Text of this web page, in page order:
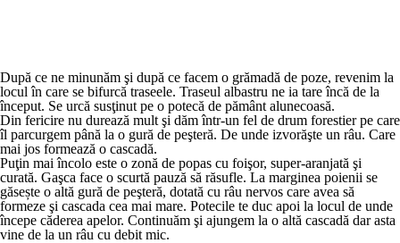
După ce ne minunăm şi după ce facem o grămadă de poze, revenim la
locul în care se bifurcă traseele. Traseul albastru ne ia tare încă de la
început. Se urcă susţinut pe o potecă de pământ alunecoasă.
Din fericire nu durează mult şi dăm într-un fel de drum forestier pe care
îl parcurgem până la o gură de peşteră. De unde izvorăşte un râu. Care
mai jos formează o cascadă.
Puţin mai încolo este o zonă de popas cu foişor, super-aranjată şi
curată. Gaşca face o scurtă pauză să răsufle. La marginea poienii se
găsește o altă gură de peşteră, dotată cu râu nervos care avea să
formeze şi cascada cea mai mare. Potecile te duc apoi la locul de unde
începe căderea apelor. Continuăm şi ajungem la o altă cascadă dar asta
vine de la un râu cu debit mic.